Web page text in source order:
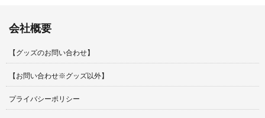
会社概要
【グッズのお問い合わせ】
【お問い合わせ※グッズ以外】
プライバシーポリシー